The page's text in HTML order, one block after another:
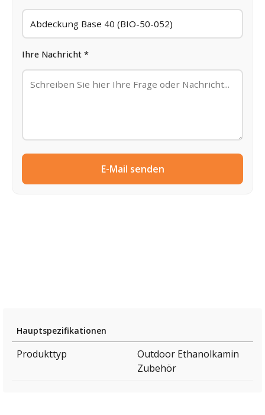
Ihre Nachricht *
E-Mail senden
Hauptspezifikationen
Produkttyp
Outdoor Ethanolkamin
Zubehör